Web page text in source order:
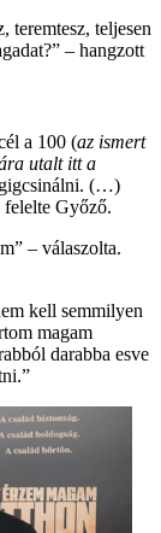
teremtesz, teljesen
– hangzott
a 100 (az ismert
utalt itt a
(…)
felelte Győző.
– válaszolta.
kell semmilyen
magam
darabba esve